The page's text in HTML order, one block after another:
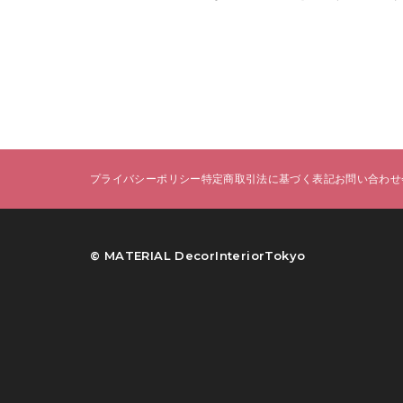
プライバシーポリシー特定商取引法に基づく表記お問い合わせ
©︎ MATERIAL DecorInteriorTokyo